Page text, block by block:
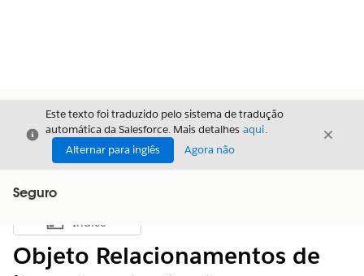
Fechar
Este texto foi traduzido pelo sistema de tradução
automática da Salesforce. Mais detalhes aqui.
Alternar para inglês
Agora não
Fechar
Seguro
Mostrar índice
Índice
Objeto Relacionamentos de